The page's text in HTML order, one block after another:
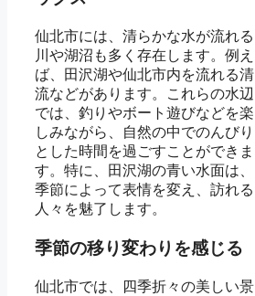
仙北市には、清らかな水が流れる
川や湖沼も多く存在します。例え
ば、田沢湖や仙北市内を流れる清
流などがあります。これらの水辺
では、釣りやボート遊びなどを楽
しみながら、自然の中でのんびり
とした時間を過ごすことができま
す。特に、田沢湖の青い水面は、
季節によって表情を変え、訪れる
人々を魅了します。
季節の移り変わりを感じる
仙北市では、四季折々の美しい景